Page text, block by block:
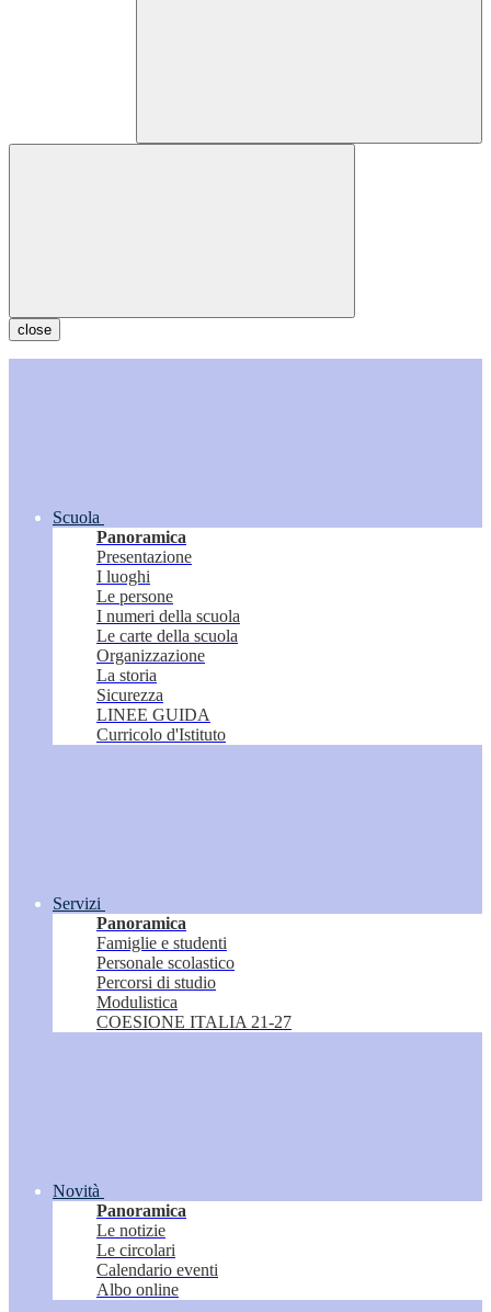
close
Scuola
Panoramica
Presentazione
I luoghi
Le persone
I numeri della scuola
Le carte della scuola
Organizzazione
La storia
Sicurezza
LINEE GUIDA
Curricolo d'Istituto
Servizi
Panoramica
Famiglie e studenti
Personale scolastico
Percorsi di studio
Modulistica
COESIONE ITALIA 21-27
Novità
Panoramica
Le notizie
Le circolari
Calendario eventi
Albo online